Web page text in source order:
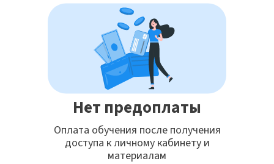
Нет предоплаты
Оплата обучения после получения
доступа к личному кабинету и
материалам